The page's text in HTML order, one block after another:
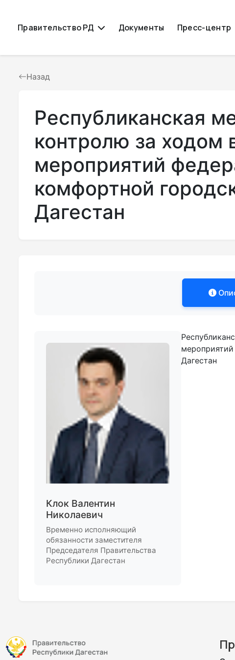
Правительство РД Документы Пресс-центр
Назад
Республиканская
контролю за ходом
мероприятий
комфортной
Дагестан
Клок Валентин
Николаевич
Временно исполняющий
обязанности заместителя
Председателя Правительства
Республики Дагестан
Дагестан